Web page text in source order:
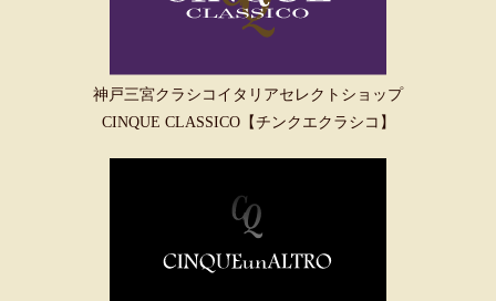
神戸三宮クラシコイタリアセレクトショップ
CINQUE CLASSICO【チンクエクラシコ】